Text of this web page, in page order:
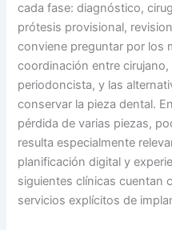
cada fase: diagnóstico,
prótesis provisional,
conviene preguntar por los
coordinación entre
periodoncista, y las
conservar la pieza dental.
pérdida de varias piezas,
resulta especialmente
planificación digital y
siguientes clínicas cuentan
servicios explícitos de